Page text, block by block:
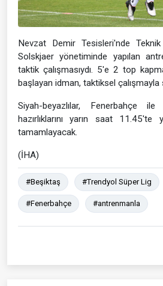
Nevzat Demir Tesisleri'nde
Solskjaer yönetiminde yapılan
taktik çalışmasıydı. 5'e 2 top
başlayan idman, taktiksel çalışmayla
Siyah-beyazlılar, Fenerbahçe ile
hazırlıklarını yarın saat 11.45'te
tamamlayacak.
(İHA)
#Beşiktaş #Trendyol Süper Lig
#Fenerbahçe #antrenmanla